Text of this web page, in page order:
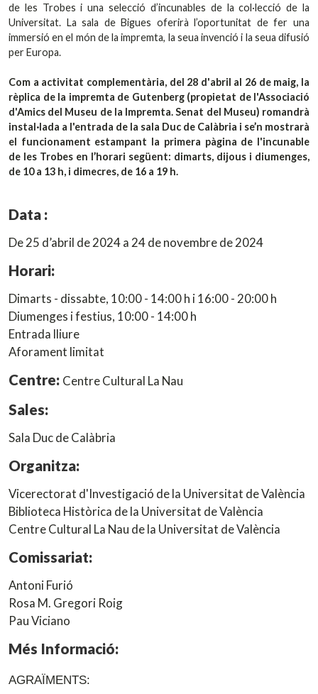
de les Trobes i una selecció d’incunables de la col·lecció de la
Universitat. La sala de Bigues oferirà l’oportunitat de fer una
immersió en el món de la impremta, la seua invenció i la seua difusió
per Europa.
Com a activitat complementària, del 28 d'abril al 26 de maig, la
rèplica de la impremta de Gutenberg (propietat de l'Associació
d'Amics del Museu de la Impremta. Senat del Museu) romandrà
instal·lada a l'entrada de la sala Duc de Calàbria i se’n mostrarà
el funcionament estampant la primera pàgina de l'incunable
de les Trobes en l’horari següent: dimarts, dijous i diumenges,
de 10 a 13 h, i dimecres, de 16 a 19 h.
Data :
De 25 d’abril de 2024 a 24 de novembre de 2024
Horari:
Dimarts - dissabte, 10:00 - 14:00 h i 16:00 - 20:00 h
Diumenges i festius, 10:00 - 14:00 h
Entrada lliure
Aforament limitat
Centre: Centre Cultural La Nau
Sales:
Sala Duc de Calàbria
Organitza:
Vicerectorat d'Investigació de la Universitat de València
Biblioteca Històrica de la Universitat de València
Centre Cultural La Nau de la Universitat de València
Comissariat:
Antoni Furió
Rosa M. Gregori Roig
Pau Viciano
Més Informació:
AGRAÏMENTS: